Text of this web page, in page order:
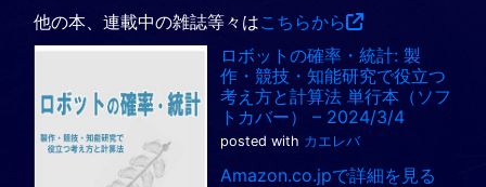
他の本、連載中の雑誌等々はこちらから
ロボットの確率・統計: 製
作・競技・知能研究で役立つ
考え方と計算法 単行本（ソフ
トカバー） – 2024/3/4
posted with カエレバ
Amazon.co.jpで詳細を見る